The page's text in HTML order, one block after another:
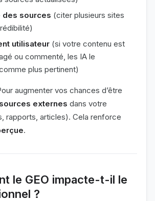
des sources (citer plusieurs sites
utilisateur (si votre contenu est
ou commenté, les IA le
plus pertinent)
augmenter vos chances d’être
externes dans votre
rapports, articles). Cela renforce
.
le GEO impacte-t-il le
?